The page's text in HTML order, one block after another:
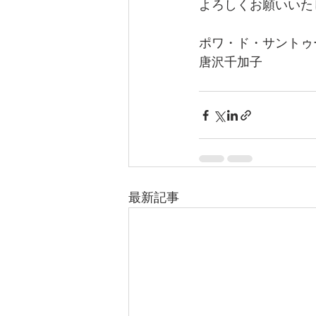
よろしくお願いいた
ポワ・ド・サントゥ
唐沢千加子
最新記事